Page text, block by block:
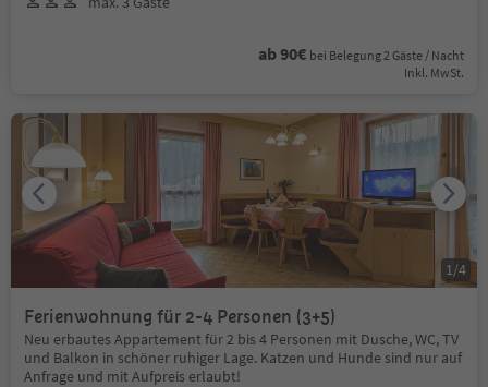
ab 90€ bei Belegung 2 Gäste / Nacht
Inkl. MwSt.
Ferienwohnung für 2-4 Personen (3+5)
Neu erbautes Appartement für 2 bis 4 Personen mit Dusche, WC, TV
und Balkon in schöner ruhiger Lage. Katzen und Hunde sind nur auf
Anfrage und mit Aufpreis erlaubt!
1 /4